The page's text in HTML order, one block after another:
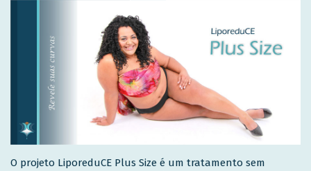
O projeto LiporeduCE Plus Size é um tratamento sem